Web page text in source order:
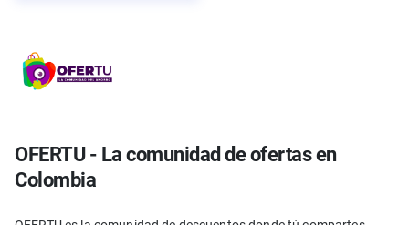
OFERTU - La comunidad de ofertas en
Colombia